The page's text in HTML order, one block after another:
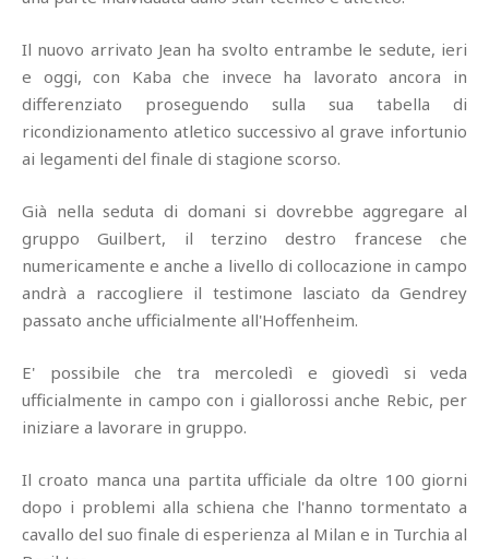
Il nuovo arrivato Jean ha svolto entrambe le sedute, ieri
e oggi, con Kaba che invece ha lavorato ancora in
differenziato proseguendo sulla sua tabella di
ricondizionamento atletico successivo al grave infortunio
ai legamenti del finale di stagione scorso.
Già nella seduta di domani si dovrebbe aggregare al
gruppo Guilbert, il terzino destro francese che
numericamente e anche a livello di collocazione in campo
andrà a raccogliere il testimone lasciato da Gendrey
passato anche ufficialmente all'Hoffenheim.
E' possibile che tra mercoledì e giovedì si veda
ufficialmente in campo con i giallorossi anche Rebic, per
iniziare a lavorare in gruppo.
Il croato manca una partita ufficiale da oltre 100 giorni
dopo i problemi alla schiena che l'hanno tormentato a
cavallo del suo finale di esperienza al Milan e in Turchia al